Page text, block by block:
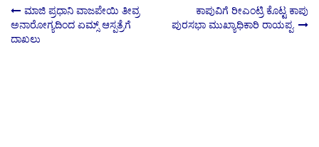
Post
navigation
ಮಾಜಿ ಪ್ರಧಾನಿ ವಾಜಪೇಯಿ ತೀವ್ರ
ಅನಾರೋಗ್ಯದಿಂದ ಏಮ್ಸ್​ ಆಸ್ಪತ್ರೆಗೆ
ದಾಖಲು
ಕಾಪುವಿಗೆ ರೀಎಂಟ್ರಿ ಕೊಟ್ಟ ಕಾಪು
ಪುರಸಭಾ ಮುಖ್ಯಾಧಿಕಾರಿ ರಾಯಪ್ಪ.